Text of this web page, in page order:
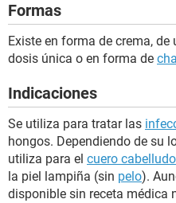
Formas
Existe en forma de crema,
dosis única o en forma de
Indicaciones
Se utiliza para tratar las
hongos. Dependiendo de su
utiliza para el cuero cabelludo
la piel lampiña (sin pelo).
disponible sin receta médica